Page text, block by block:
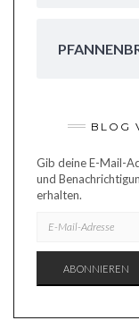
BLOG
Gib deine E-Mail-
und
erhalten.
MAIL-
ABONNIEREN